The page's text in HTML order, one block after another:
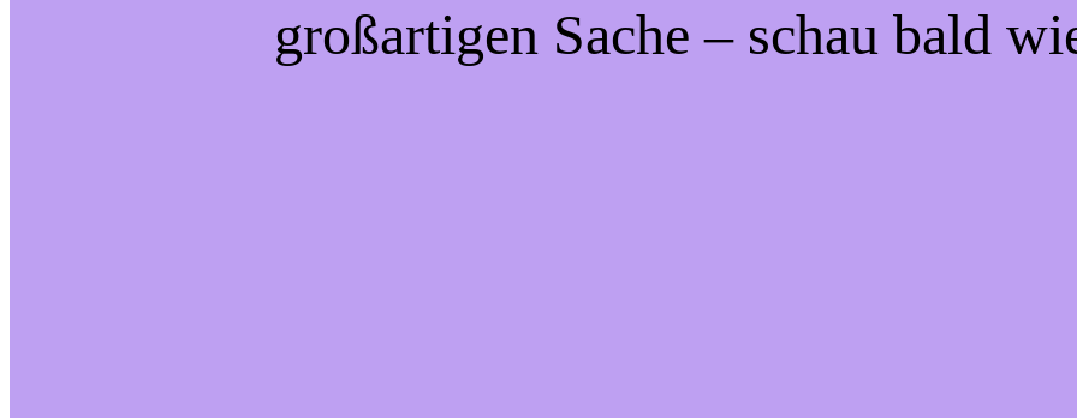
großartigen Sache – schau bald